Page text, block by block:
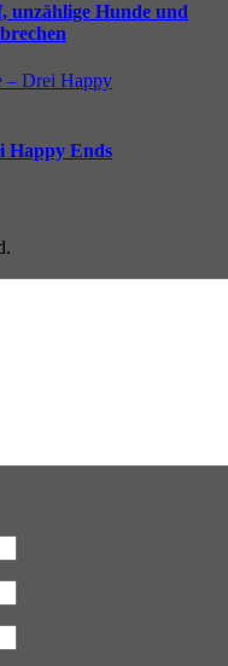
unzählige Hunde und
Happy Ends